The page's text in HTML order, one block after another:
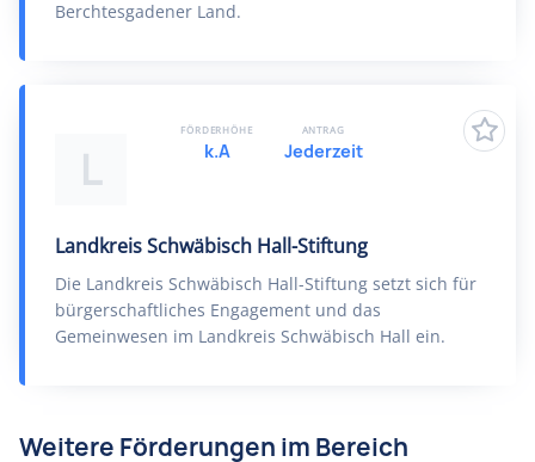
Berchtesgadener Land.
L
Landkreis Schwäbisch Hall-Stiftung
Die Landkreis Schwäbisch Hall-Stiftung setzt sich für
bürgerschaftliches Engagement und das
Gemeinwesen im Landkreis Schwäbisch Hall ein.
FÖRDERHÖHE
k.A
ANTRAG
Jederzeit
Weitere Förderungen im Bereich